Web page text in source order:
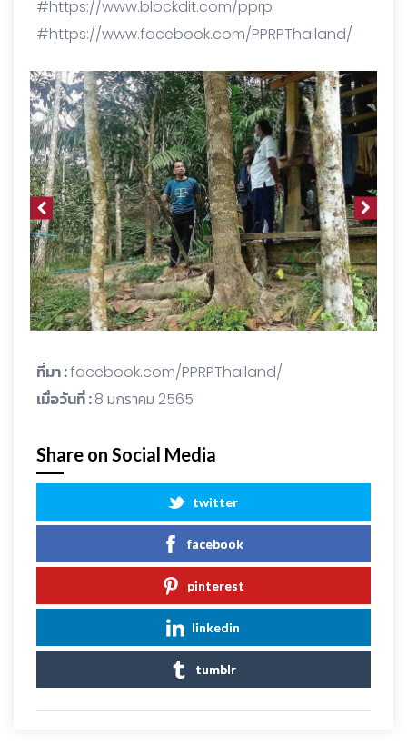
#https://www.blockdit.com/pprp
#https://www.facebook.com/PPRPThailand/
ที่มา :facebook.com/PPRPThailand/
เมื่อวันที่ :8 มกราคม 2565
Share on Social Media
twitter
facebook
pinterest
linkedin
tumblr